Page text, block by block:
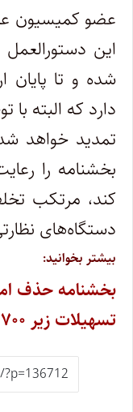
عضو کمیسیون
این
شده و تا پایان
دارد که البته
تمدید خواهد
بخشنامه را
کند، مرتکب
دستگاه‌های
بیشتر بخوانید:
بخشنامه حذف
تسهیلات زیر ۷۰۰ میلیون تومان